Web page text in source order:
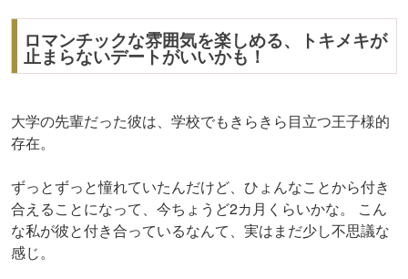
ロマンチックな雰囲気を楽しめる、トキメキが
止まらないデートがいいかも！
大学の先輩だった彼は、学校でもきらきら目立つ王子様的
存在。
ずっとずっと憧れていたんだけど、ひょんなことから付き
合えることになって、今ちょうど2カ月くらいかな。 こん
な私が彼と付き合っているなんて、実はまだ少し不思議な
感じ。